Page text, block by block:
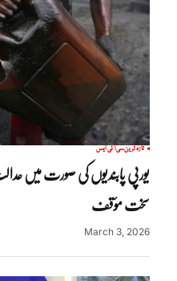
تازہ ترینسی آئی ایس
یورپی پابندیوں کی صورت میں
سخت مؤقف
March 3, 2026